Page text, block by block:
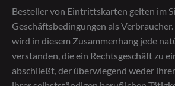
Besteller von Eintrittskarten gelten im
Geschäftsbedingungen als
wird in diesem Zusammenhang jede
verstanden, die ein Rechtsgeschäft zu
abschließt, der überwiegend weder